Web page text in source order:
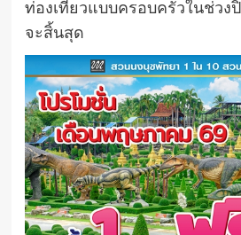
ท่องเที่ยวแบบครอบครัวในช่วง
จะสิ้นสุด